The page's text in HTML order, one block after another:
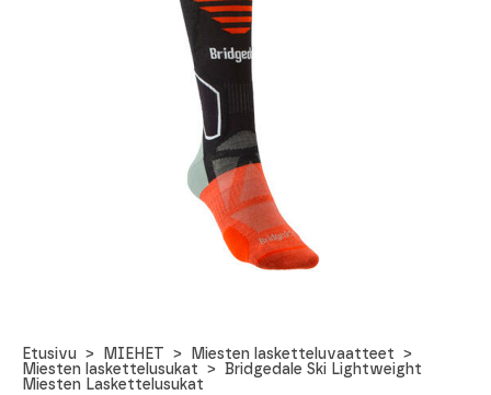
Etusivu MIEHET
Miesten lasketteluvaatteet
Miesten laskettelusukat
Bridgedale Ski Lightweight
Miesten Laskettelusukat